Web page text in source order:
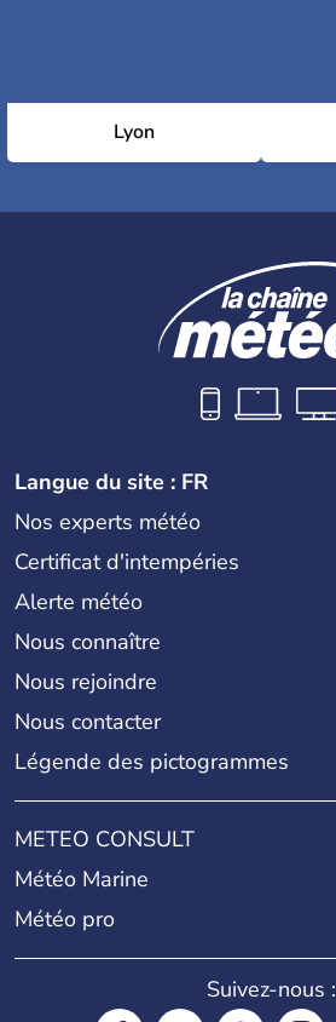
Lyon
Langue du site : FR
Nos experts météo
Certificat d'intempéries
Alerte météo
Nous connaître
Nous rejoindre
Nous contacter
Légende des pictogrammes
METEO CONSULT
Météo Marine
Météo pro
Suivez-nous :